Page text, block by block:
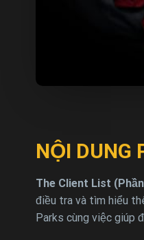
NỘI DUNG
The Client List
điều tra và tìm hiểu
Parks cùng việc giúp